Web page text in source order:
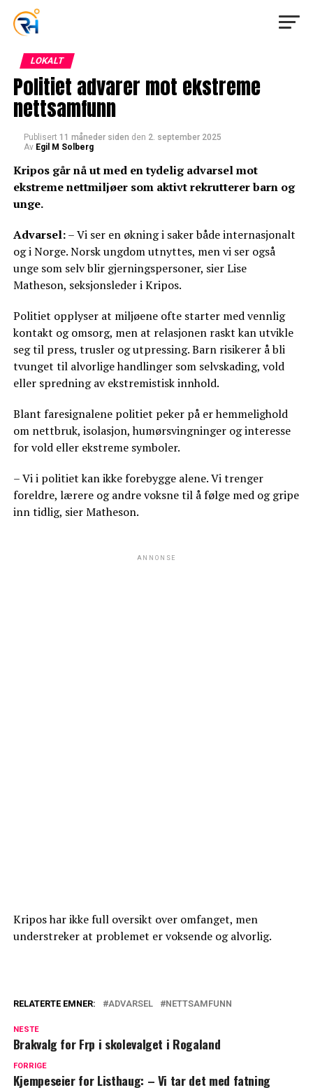
LOKALT
Politiet advarer mot ekstreme
nettsamfunn
Publisert 11 måneder siden den 2. september 2025
Av Egil M Solberg
Kripos går nå ut med en tydelig advarsel mot
ekstreme nettmiljøer som aktivt rekrutterer barn og
unge.
Advarsel:– Vi ser en økning i saker både internasjonalt
og i Norge. Norsk ungdom utnyttes, men vi ser også
unge som selv blir gjerningspersoner, sier Lise
Matheson, seksjonsleder i Kripos.
Politiet opplyser at miljøene ofte starter med vennlig
kontakt og omsorg, men at relasjonen raskt kan utvikle
seg til press, trusler og utpressing. Barn risikerer å bli
tvunget til alvorlige handlinger som selvskading, vold
eller spredning av ekstremistisk innhold.
Blant faresignalene politiet peker på er hemmelighold
om nettbruk, isolasjon, humørsvingninger og interesse
for vold eller ekstreme symboler.
– Vi i politiet kan ikke forebygge alene. Vi trenger
foreldre, lærere og andre voksne til å følge med og gripe
inn tidlig, sier Matheson.
ANNONSE
Kripos har ikke full oversikt over omfanget, men
understreker at problemet er voksende og alvorlig.
RELATERTE EMNER: ADVARSEL NETTSAMFUNN
NESTE
Brakvalg for Frp i skolevalget i Rogaland
FORRIGE
Kjempeseier for Listhaug: – Vi tar det med fatning